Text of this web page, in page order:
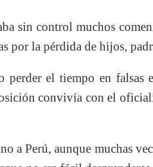
sin control muchos
por la pérdida de hijos,
el tiempo en falsas
convivía con el
a Perú, aunque muchas